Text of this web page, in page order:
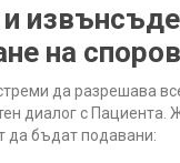
на
да разрешава
диалог с Пациента.
да бъдат подавани: